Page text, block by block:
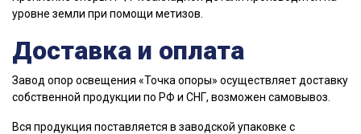
уровне земли при помощи метизов.
Доставка и оплата
Завод опор освещения «Точка опоры» осуществляет доставку
собственной продукции по РФ и СНГ, возможен самовывоз.
Вся продукция поставляется в заводской упаковке с